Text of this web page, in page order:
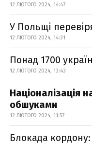
12 ЛЮТОГО 2024, 14:47
У Польщі
12 ЛЮТОГО 2024, 14:31
Понад 1700
12 ЛЮТОГО 2024, 13:43
Націоналізація
обшуками
12 ЛЮТОГО 2024, 11:57
Блокада кордону: